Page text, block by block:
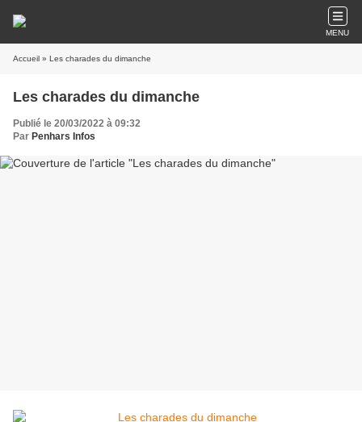
MENU
Accueil » Les charades du dimanche
Les charades du dimanche
Publié le 20/03/2022 à 09:32
Par Penhars Infos